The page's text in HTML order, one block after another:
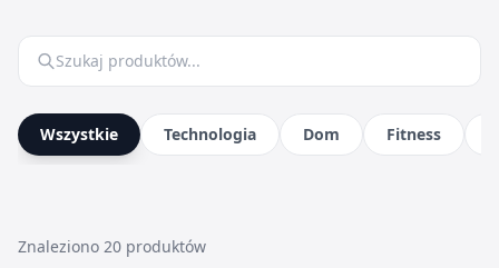
Wszystkie Technologia Dom Fitness
Znaleziono 20 produktów